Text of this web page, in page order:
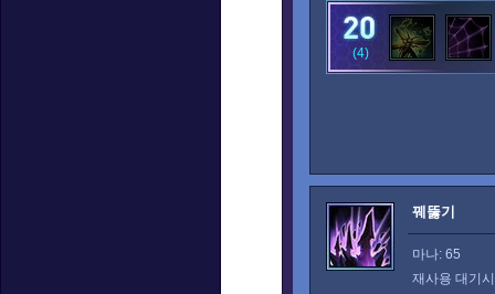
(4)
꿰뚫기
마나: 65
재사용 대기